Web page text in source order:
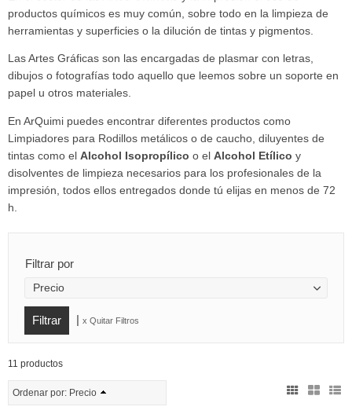
productos químicos es muy común, sobre todo en la limpieza de
herramientas y superficies o la dilución de tintas y pigmentos.
Las Artes Gráficas son las encargadas de plasmar con letras,
dibujos o fotografías todo aquello que leemos sobre un soporte en
papel u otros materiales.
En ArQuimi puedes encontrar diferentes productos como
Limpiadores para Rodillos metálicos o de caucho, diluyentes de
tintas como el Alcohol Isopropílico o el Alcohol Etílico y
disolventes de limpieza necesarios para los profesionales de la
impresión, todos ellos entregados donde tú elijas en menos de 72
h.
Filtrar por
Precio
| x Quitar Filtros
11 productos
Ordenar por: Precio